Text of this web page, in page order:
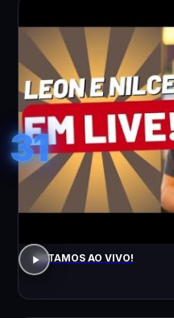
31
ESTAMOS AO VIVO!